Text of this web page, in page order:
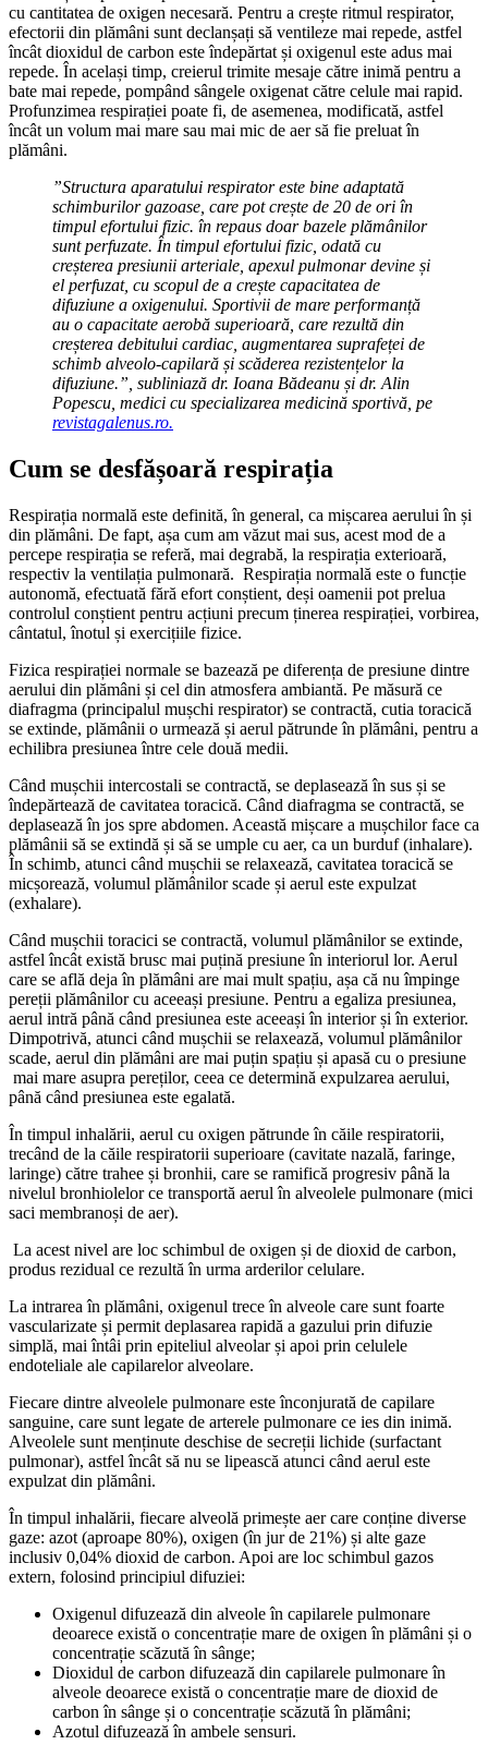
cu cantitatea de oxigen necesară. Pentru a crește ritmul respirator,
efectorii din plămâni sunt declanșați să ventileze mai repede, astfel
încât dioxidul de carbon este îndepărtat și oxigenul este adus mai
repede. În același timp, creierul trimite mesaje către inimă pentru a
bate mai repede, pompând sângele oxigenat către celule mai rapid.
Profunzimea respirației poate fi, de asemenea, modificată, astfel
încât un volum mai mare sau mai mic de aer să fie preluat în
plămâni.
”Structura aparatului respirator este bine adaptată
schimburilor gazoase, care pot crește de 20 de ori în
timpul efortului fizic. în repaus doar bazele plămânilor
sunt perfuzate. În timpul efortului fizic, odată cu
creșterea presiunii arteriale, apexul pulmonar devine și
el perfuzat, cu scopul de a crește capacitatea de
difuziune a oxigenului. Sportivii de mare performanță
au o capacitate aerobă superioară, care rezultă din
creșterea debitului cardiac, augmentarea suprafeței de
schimb alveolo-capilară și scăderea rezistențelor la
difuziune.”, subliniază dr. Ioana Bădeanu și dr. Alin
Popescu, medici cu specializarea medicină sportivă, pe
revistagalenus.ro.
Cum se desfășoară respirația
Respirația normală este definită, în general, ca mișcarea aerului în și
din plămâni. De fapt, așa cum am văzut mai sus, acest mod de a
percepe respirația se referă, mai degrabă, la respirația exterioară,
respectiv la ventilația pulmonară. Respirația normală este o funcție
autonomă, efectuată fără efort conștient, deși oamenii pot prelua
controlul conștient pentru acțiuni precum ținerea respirației, vorbirea,
cântatul, înotul și exercițiile fizice.
Fizica respirației normale se bazează pe diferența de presiune dintre
aerului din plămâni și cel din atmosfera ambiantă. Pe măsură ce
diafragma (principalul mușchi respirator) se contractă, cutia toracică
se extinde, plămânii o urmează și aerul pătrunde în plămâni, pentru a
echilibra presiunea între cele două medii.
Când mușchii intercostali se contractă, se deplasează în sus și se
îndepărtează de cavitatea toracică. Când diafragma se contractă, se
deplasează în jos spre abdomen. Această mișcare a mușchilor face ca
plămânii să se extindă și să se umple cu aer, ca un burduf (inhalare).
În schimb, atunci când mușchii se relaxează, cavitatea toracică se
micșorează, volumul plămânilor scade și aerul este expulzat
(exhalare).
Când mușchii toracici se contractă, volumul plămânilor se extinde,
astfel încât există brusc mai puțină presiune în interiorul lor. Aerul
care se află deja în plămâni are mai mult spațiu, așa că nu împinge
pereții plămânilor cu aceeași presiune. Pentru a egaliza presiunea,
aerul intră până când presiunea este aceeași în interior și în exterior.
Dimpotrivă, atunci când mușchii se relaxează, volumul plămânilor
scade, aerul din plămâni are mai puțin spațiu și apasă cu o presiune
mai mare asupra pereților, ceea ce determină expulzarea aerului,
până când presiunea este egalată.
În timpul inhalării, aerul cu oxigen pătrunde în căile respiratorii,
trecând de la căile respiratorii superioare (cavitate nazală, faringe,
laringe) către trahee și bronhii, care se ramifică progresiv până la
nivelul bronhiolelor ce transportă aerul în alveolele pulmonare (mici
saci membranoși de aer).
La acest nivel are loc schimbul de oxigen și de dioxid de carbon,
produs rezidual ce rezultă în urma arderilor celulare.
La intrarea în plămâni, oxigenul trece în alveole care sunt foarte
vascularizate și permit deplasarea rapidă a gazului prin difuzie
simplă, mai întâi prin epiteliul alveolar și apoi prin celulele
endoteliale ale capilarelor alveolare.
Fiecare dintre alveolele pulmonare este înconjurată de capilare
sanguine, care sunt legate de arterele pulmonare ce ies din inimă.
Alveolele sunt menținute deschise de secreții lichide (surfactant
pulmonar), astfel încât să nu se lipească atunci când aerul este
expulzat din plămâni.
În timpul inhalării, fiecare alveolă primește aer care conține diverse
gaze: azot (aproape 80%), oxigen (în jur de 21%) și alte gaze
inclusiv 0,04% dioxid de carbon. Apoi are loc schimbul gazos
extern, folosind principiul difuziei:
Oxigenul difuzează din alveole în capilarele pulmonare
deoarece există o concentrație mare de oxigen în plămâni și o
concentrație scăzută în sânge;
Dioxidul de carbon difuzează din capilarele pulmonare în
alveole deoarece există o concentrație mare de dioxid de
carbon în sânge și o concentrație scăzută în plămâni;
Azotul difuzează în ambele sensuri.